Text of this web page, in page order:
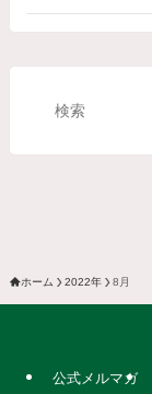
ホーム 2022年 8月
公式メルマガ